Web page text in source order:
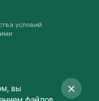
условий
вы